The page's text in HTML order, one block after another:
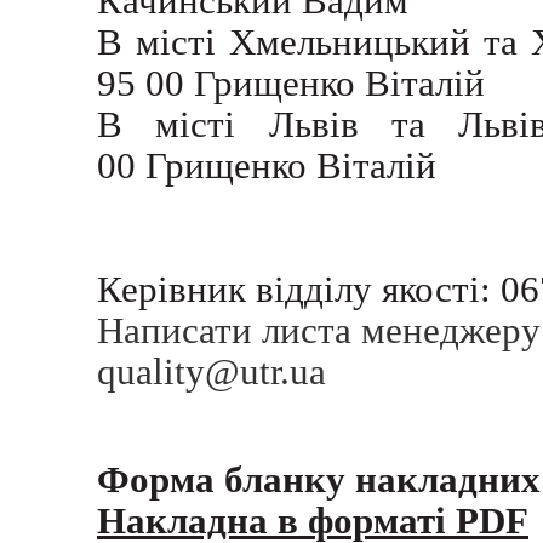
В місті Хмельницький та
95 00 Грищенко Віталій
В місті Львів та
00 Грищенко Віталій
Керівник відділу якості:
Написати листа менеджеру
quality@utr.ua
Форма бланку
Накладна в форматі PDF